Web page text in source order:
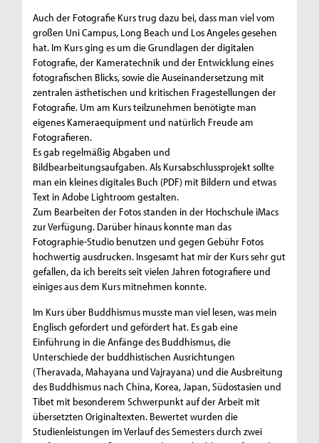
Auch der Fotografie Kurs trug dazu bei, dass man viel vom
großen Uni Campus, Long Beach und Los Angeles gesehen
hat. Im Kurs ging es um die Grundlagen der digitalen
Fotografie, der Kameratechnik und der Entwicklung eines
fotografischen Blicks, sowie die Auseinandersetzung mit
zentralen ästhetischen und kritischen Fragestellungen der
Fotografie. Um am Kurs teilzunehmen benötigte man
eigenes Kameraequipment und natürlich Freude am
Fotografieren.
Es gab regelmäßig Abgaben und
Bildbearbeitungsaufgaben. Als Kursabschlussprojekt sollte
man ein kleines digitales Buch (PDF) mit Bildern und etwas
Text in Adobe Lightroom gestalten.
Zum Bearbeiten der Fotos standen in der Hochschule iMacs
zur Verfügung. Darüber hinaus konnte man das
Fotographie-Studio benutzen und gegen Gebühr Fotos
hochwertig ausdrucken. Insgesamt hat mir der Kurs sehr gut
gefallen, da ich bereits seit vielen Jahren fotografiere und
einiges aus dem Kurs mitnehmen konnte.
Im Kurs über Buddhismus musste man viel lesen, was mein
Englisch gefordert und gefördert hat. Es gab eine
Einführung in die Anfänge des Buddhismus, die
Unterschiede der buddhistischen Ausrichtungen
(Theravada, Mahayana und Vajrayana) und die Ausbreitung
des Buddhismus nach China, Korea, Japan, Südostasien und
Tibet mit besonderem Schwerpunkt auf der Arbeit mit
übersetzten Originaltexten. Bewertet wurden die
Studienleistungen im Verlauf des Semesters durch zwei